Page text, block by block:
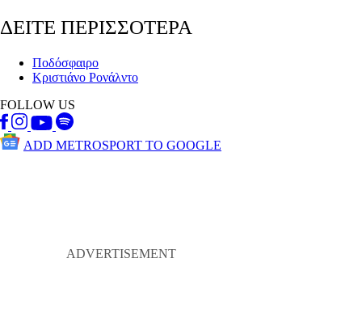
ΔΕΙΤΕ ΠΕΡΙΣΣΟΤΕΡΑ
Ποδόσφαιρο
Κριστιάνο Ρονάλντο
FOLLOW US
ADD METROSPORT TO GOOGLE